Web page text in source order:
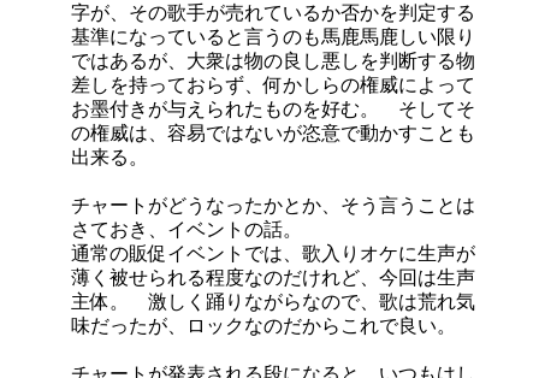
字が、その歌手が売れているか否かを判定する
基準になっていると言うのも馬鹿馬鹿しい限り
ではあるが、大衆は物の良し悪しを判断する物
差しを持っておらず、何かしらの権威によって
お墨付きが与えられたものを好む。 そしてそ
の権威は、容易ではないが恣意で動かすことも
出来る。
チャートがどうなったかとか、そう言うことは
さておき、イベントの話。
通常の販促イベントでは、歌入りオケに生声が
薄く被せられる程度なのだけれど、今回は生声
主体。 激しく踊りながらなので、歌は荒れ気
味だったが、ロックなのだからこれで良い。
チャートが発表される段になると、いつもはし